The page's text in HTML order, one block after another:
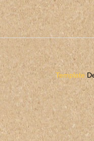
ΛΟΓΟΘΕΡΑΠΕΥΤΡΙΑ
Template